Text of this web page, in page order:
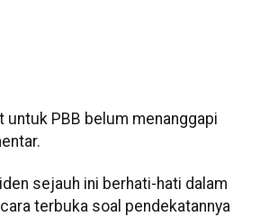
untuk PBB belum menanggapi
sejauh ini berhati-hati dalam
terbuka soal pendekatannya